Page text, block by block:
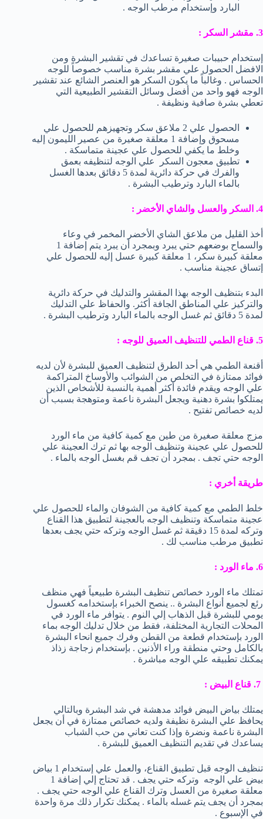
البارد وإستخدام مرطب الوجه .
3. مقشر السكر :
إستخدام حبيبات صغيرة تساعدك في تقشير البشرة ومن
الافضل الحصول علي مقشر بشرة مناسب خصوصاً للوجه
الحساس . وغالباً ما يكون السكر هو العنصر الشائع عند تقشير
الوجه فهو واحد من أفضل وسائل التقشير الطبيعية التي
تعطي بشرة صافية ونظيفة .
الحصول علي 2 ملاعق سكر وتجهيزهم للحصول علي
مسحوق وإضافة 1 معلقة صغيرة من عصير الليمون إليه
وخلط ما يكفي للحصول علي عجينة متماسكة .
تطبيق معجون السكر علي الوجه لتنظيفه بعمق
والفرك في حركة دائرية لمدة 5 دقائق بعدها الغسل
بالماء البارد وترطيب البشرة .
4. السكر والعسل والشاي الأخضر :
أخذ القليل من ملاعق الشاي الأخضر المخمر في وعاء
والسماح بوضعهم حتي يبرد وبمجرد أن يبرد يتم إضافة 1
معلقة كبيرة سكر، 1 معلقة كبيرة عسل إليه للحصول علي
إتساق عجينة مناسب .
البدء بتنظيف الوجه بهذا المقشر والتدليك في حركة دائرية
والتركيز علي المناطق الجافة أكثر. والحفاظ علي التدليك
لمدة 5 دقائق ثم غسل الوجه بالماء البارد وترطيب البشرة .
5. قناع الطمي للتنظيف العميق للوجه :
أقنعة الطمي هي أحد الطرق لتنظيف العميق للبشرة لأن لديه
فوائد ممتازة في التخلص من الشوائب والأوساخ المتراكمة
علي الوجه ويقدم فائدة أكثر أهمية بالنسبة للأشخاص الذين
يمتلكوا بشرة دهنية ويجعل البشرة ناعمة ومتوهجة بسبب أن
لديه خصائص تفتيح .
مزج معلقة صغيرة من طين مع كمية كافية من ماء الورد
للحصول علي عجينة وتنظيف الوجه بها ثم ترك العجينة علي
الوجه حتي تجف . بمجرد أن تجف قم بغسل الوجه بالماء .
طريقة أخري :
خلط الطمي مع كمية كافية من الشوفان والماء للحصول علي
عجينة متماسكة وتنظيف الوجه بالعجينة لتطبيق هذا القناع
وتركه لمدة 15 دقيقة ثم غسل الوجه وتركه حتي يجف بعدها
تطبيق مرطب مناسب لك .
6. ماء الورد :
تمتلك ماء الورد خصائص تنظيف البشرة طبيعياً فهي منظف
رئع لجميع أنواع البشرة .. ينصح الخبراء بإستخدامه كغسول
يومي للبشرة قبل الذهاب إلي النوم . يتوافر ماء الورد في
المحلات التجارية المختلفة، فقط من خلال تدليك الوجه بماء
الورد بإستخدام قطعة من القطن وفرك جميع انحاء البشرة
بالكامل وحتي منطقة وراء الأذنين . بإستخدام زجاجة زذاذ
يمكنك تطبيقه علي الوجه مباشرة .
يمتلك بياض البيض فوائد مدهشة في شد البشرة وبالتالي
يحافظ علي البشرة نظيفة ولديه خصائص ممتازة في أن يجعل
البشرة ناعمة ونضرة وإذا كنت تعاني من حب الشباب
يساعدك في تقديم التنظيف العميق للبشرة .
تنظيف الوجه قبل تطبيق القناع، والعمل علي إستخدام 1 بياض
بيض علي الوجه وتركه حتي يجف . قد تحتاج إلي إضافة 1
معلقة صغيرة من العسل وترك القناع علي الوجه حتي يجف .
بمجرد أن يجف يتم غسله بالماء . يمكنك تكرار ذلك مرة واحدة
في الإسبوع .